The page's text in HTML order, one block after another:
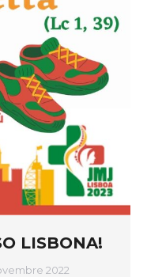
LISBONA!
2022